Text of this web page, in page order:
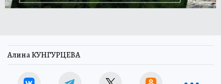
Алина КУНГУРЦЕВА